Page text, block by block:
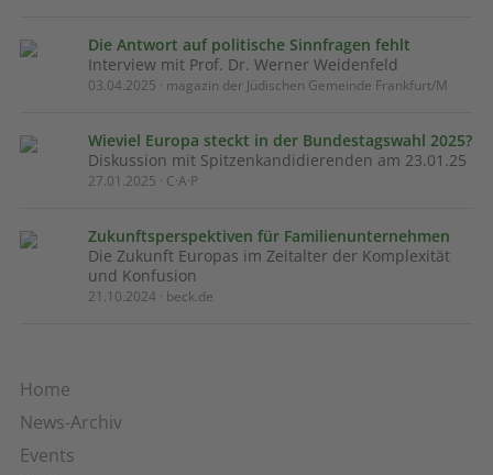
Home
News-Archiv
Events
Die Antwort auf politische Sinnfragen fehlt
Interview mit Prof. Dr. Werner Weidenfeld
03.04.2025 · magazin der Jüdischen Gemeinde Frankfurt/M
Wieviel Europa steckt in der Bundestagswahl 2025?
Diskussion mit Spitzenkandidierenden am 23.01.25
27.01.2025 · C·A·P
Zukunftsperspektiven für Familienunternehmen
Die Zukunft Europas im Zeitalter der Komplexität
und Konfusion
21.10.2024 · beck.de